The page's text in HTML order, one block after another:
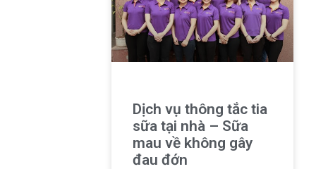
Dịch vụ thông tắc tia
sữa tại nhà – Sữa
mau về không gây
đau đớn